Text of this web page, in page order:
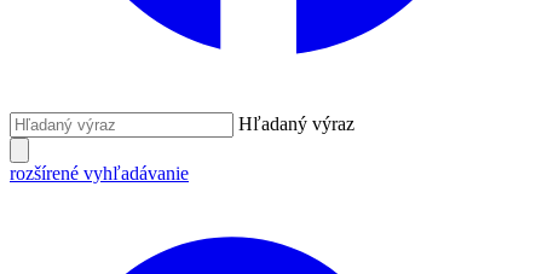
Hľadaný výraz
rozšírené vyhľadávanie